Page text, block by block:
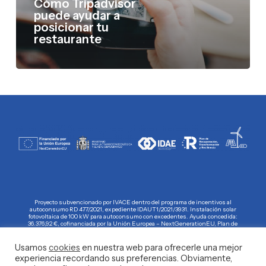
Cómo Tripadvisor
puede ayudar a
posicionar tu
restaurante
Proyecto subvencionado por IVACE dentro del programa de incentivos al
autoconsumo RD 477/2021, expediente IDAUT1/2021/3931. Instalación solar
fotovoltaica de 100 kW para autoconsumo con excedentes. Ayuda concedida:
36.376,92 €, cofinanciada por la Unión Europea – NextGenerationEU, Plan de
Usamos cookies en nuestra web para ofrecerle una mejor
experiencia recordando sus preferencias. Obviamente,